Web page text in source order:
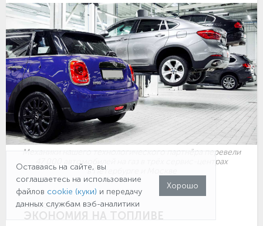
Механики нашего технологического партнёра перевели
47 000 автомобилей на газ в трёх сервис-центрах
в Петербурге и Москве
ПЕРЕВОД АВТО НА ГАЗ
ЭКОНОМИЯ НА ТОПЛИВЕ
Оставаясь на сайте, вы
соглашаетесь на использование
файлов cookie (куки) и передачу
данных службам вэб-аналитики
Хорошо